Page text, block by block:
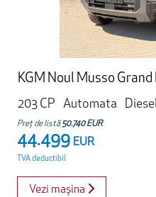
KGM Noul Musso
203 CP
Automata
Preț de listă50.740 EUR
44.499 EUR
TVA deductibil
Vezi mașina